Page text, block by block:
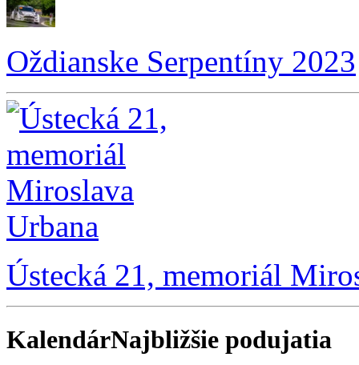
Oždianske Serpentíny 2023
Ústecká 21, memoriál
KalendárNajbližšie podujatia